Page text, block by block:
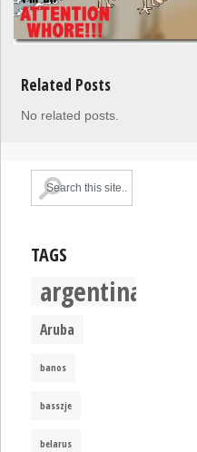
Related Posts
No related posts.
TAGS
argentina
Aruba
banos
basszje
belarus